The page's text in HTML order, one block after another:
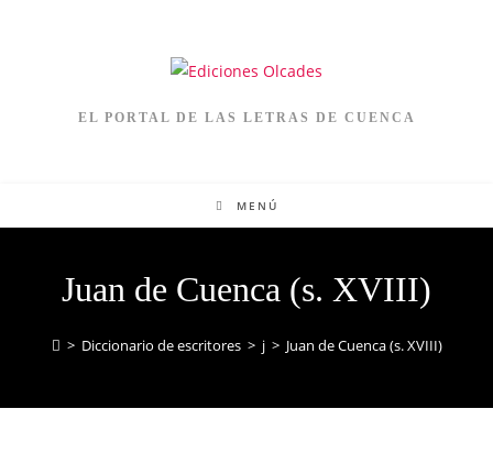
EL PORTAL DE LAS LETRAS DE CUENCA
MENÚ
Juan de Cuenca (s. XVIII)
> Diccionario de escritores > j > Juan de Cuenca (s. XVIII)